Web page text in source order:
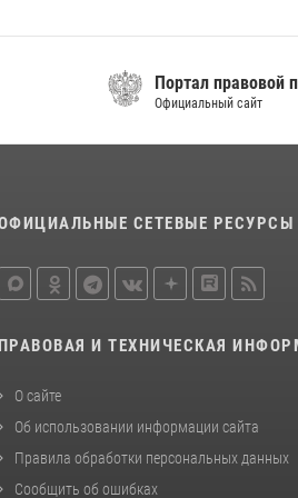
наркотические средства
21 июля 2026, 07:56
Новобранцы Росгвардии
Портал правовой
Официальный сайт
СЕТЕВЫЕ РЕСУРСЫ
ПРАВОВАЯ И ТЕХНИЧЕСКАЯ
О сайте
Об использовании информации сайта
Правила обработки персональных данных
Сообщить об ошибках